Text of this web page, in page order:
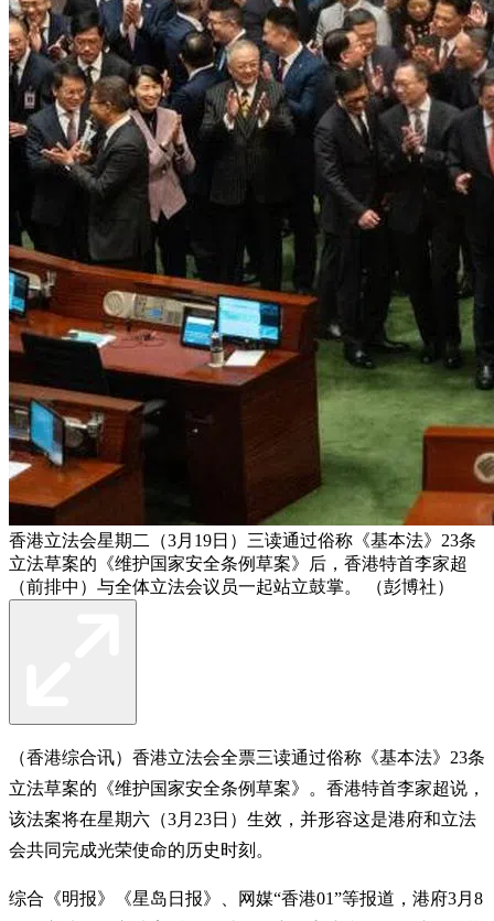
香港立法会星期二（3月19日）三读通过俗称《基本法》23条
立法草案的《维护国家安全条例草案》后，香港特首李家超
（前排中）与全体立法会议员一起站立鼓掌。 （彭博社）
（香港综合讯）香港立法会全票三读通过俗称《基本法》23条
立法草案的《维护国家安全条例草案》。香港特首李家超说，
该法案将在星期六（3月23日）生效，并形容这是港府和立法
会共同完成光荣使命的历史时刻。
综合《明报》《星岛日报》、网媒“香港01”等报道，港府3月8